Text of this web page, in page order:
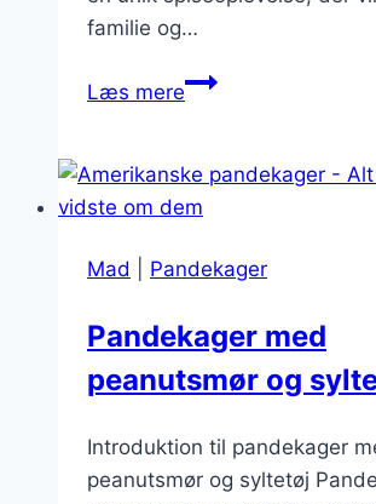
familie og…
Læs mere
Mad Pandekager
Pandekager med
peanutsmør og
Introduktion til pandekager
peanutsmør og syltetøj